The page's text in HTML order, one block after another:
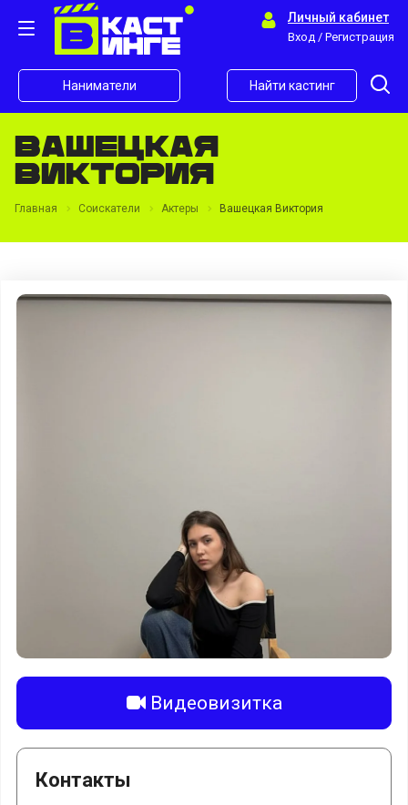
Личный кабинет
Вход / Регистрация
Наниматели Найти кастинг
Вашецкая
Виктория
Главная Соискатели Актеры Вашецкая Виктория
Видеовизитка
Контакты